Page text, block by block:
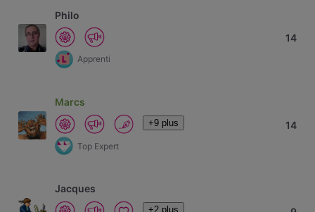
Philo
Apprenti
14
Marcs
+9 plus
Top Expert
14
Jacques
+2 plus